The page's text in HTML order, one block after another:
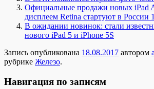
Официальные продажи новых iPad
дисплеем Retina стартуют в России
В ожидании новинок: стали
нового iPad 5 и iPhone 5S
Запись опубликована 18.08.2017 автором
рубрике Железо.
Навигация по записям